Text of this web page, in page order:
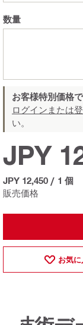
数量
お客様特別価格
ログインまたは
い。
販売価格
JPY
JPY 12,450 / 1 個
お気に